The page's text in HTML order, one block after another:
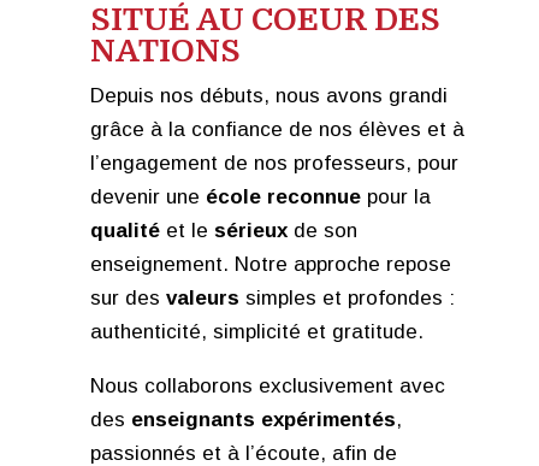
SITUÉ AU COEUR DES
NATIONS
Depuis nos débuts, nous avons grandi
grâce à la confiance de nos élèves et à
l’engagement de nos professeurs, pour
devenir une école reconnuepour la
qualitéet le sérieuxde son
enseignement. Notre approche repose
sur des valeurs simples et profondes :
authenticité, simplicité et gratitude.
Nous collaborons exclusivement avec
des enseignants expérimentés,
passionnés et à l’écoute, afin de